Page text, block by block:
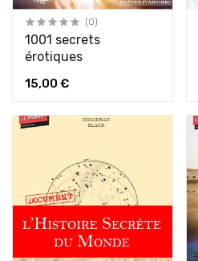
(0)
1001 secrets
érotiques
15,00 €